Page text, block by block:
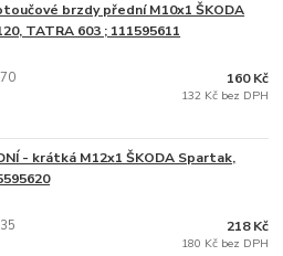
brzdy přední M10x1 ŠKODA
TATRA 603 ; 111595611
160 Kč
132 Kč bez DPH
- krátká M12x1 ŠKODA Spartak,
218 Kč
180 Kč bez DPH